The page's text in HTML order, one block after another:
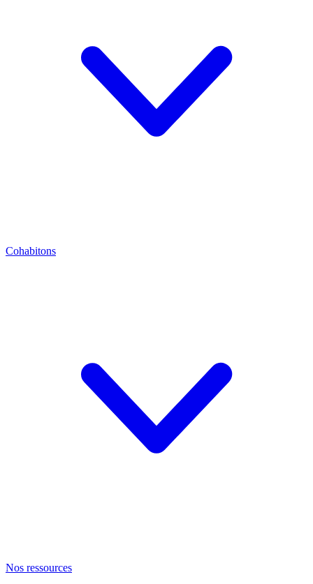
Cohabitons
Nos ressources